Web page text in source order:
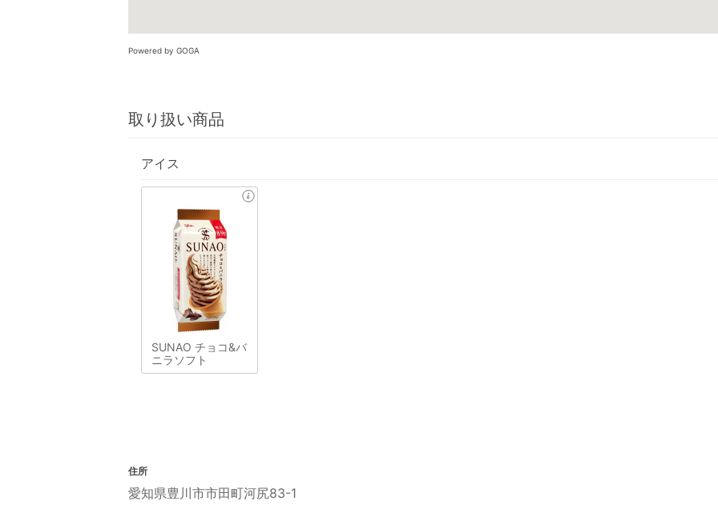
Powered by GOGA
取り扱い商品
アイス
SUNAO チョコ&バ
ニラソフト
住所
愛知県豊川市市田町河尻83-1